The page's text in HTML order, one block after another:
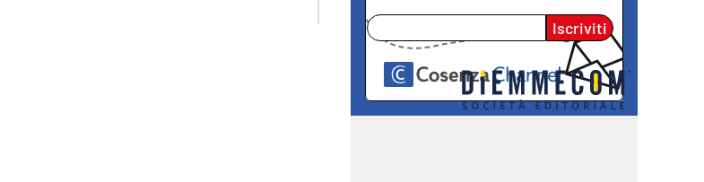
Iscriviti